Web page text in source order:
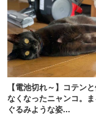
【電池切れ～】コテン
なくなったニャンコ。
ぐるみような姿...